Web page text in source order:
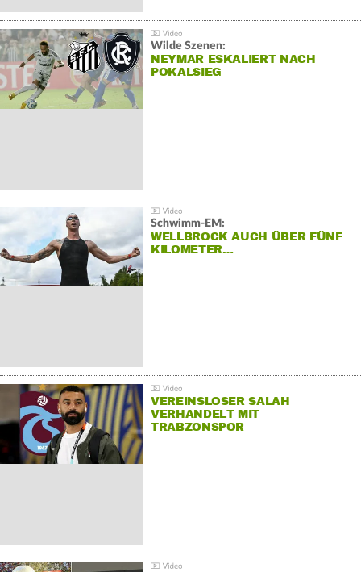
Wilde Szenen:
NEYMAR ESKALIERT NACH
POKALSIEG
Schwimm-EM:
WELLBROCK AUCH ÜBER FÜNF
KILOMETER…
VEREINSLOSER SALAH
VERHANDELT MIT
TRABZONSPOR